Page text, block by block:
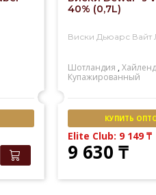
40% (0,7L)
Виски Дьюарс Вайт
Шотландия ,Хайленд
Купажированный
КУПИТЬ
Elite Club: 9 149₸
9 630₸